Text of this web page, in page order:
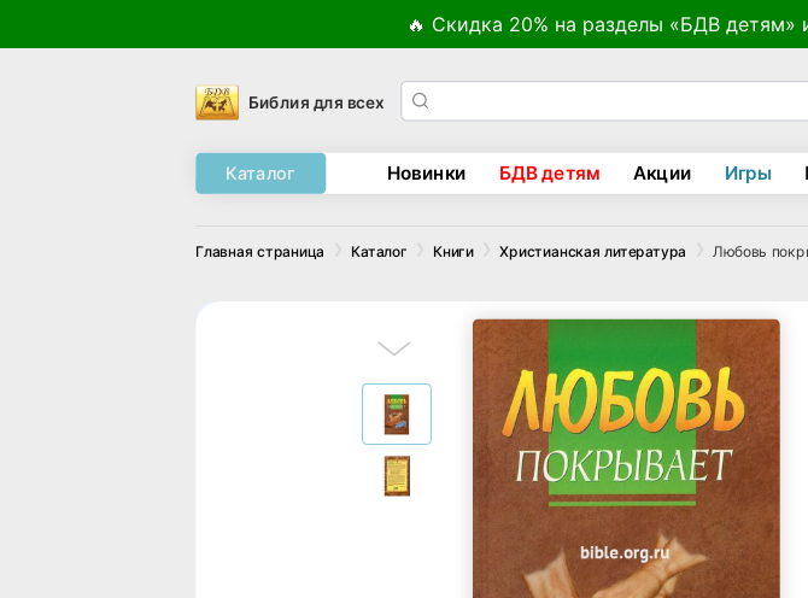
🔥 Скидка 20% на разделы «БДВ
Библия для всех
Каталог Новинки БДВ детям Акции Игры
Главная страница Каталог Книги Христианская литература Любовь